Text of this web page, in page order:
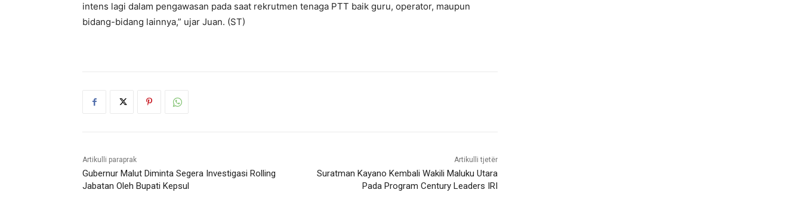
intens lagi dalam pengawasan pada saat rekrutmen tenaga PTT baik guru, operator, maupun
bidang-bidang lainnya,” ujar Juan. (ST)
Artikulli paraprak
Gubernur Malut Diminta Segera Investigasi Rolling
Jabatan Oleh Bupati Kepsul
Artikulli tjetër
Suratman Kayano Kembali Wakili Maluku Utara
Pada Program Century Leaders IRI